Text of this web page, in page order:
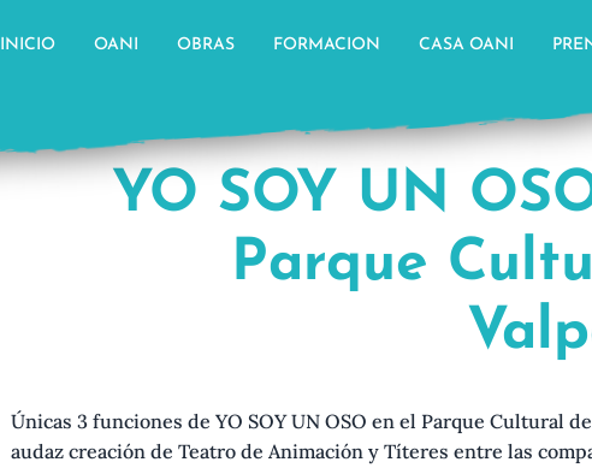
INICIO OANI OBRAS FORMACION CASA OANI
YO SOY UN
Parque
Únicas 3 funciones de YO SOY UN OSO en el Parque Cultural
audaz creación de Teatro de Animación y Títeres entre las